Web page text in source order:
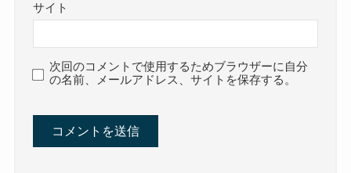
サイト
次回のコメントで使用するためブラウザーに自分
の名前、メールアドレス、サイトを保存する。